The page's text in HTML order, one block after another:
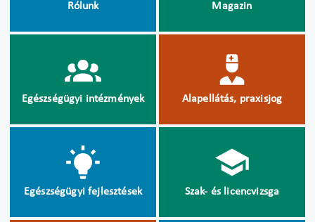
Rólunk Magazin
Egészségügyi intézmények Alapellátás, praxisjog
Egészségügyi fejlesztések Szak- és licencvizsga